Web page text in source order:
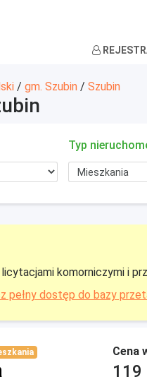
/ gm. Szubin / Szubin
Typ
komorniczymi i
pełny dostęp do bazy
Cena
119